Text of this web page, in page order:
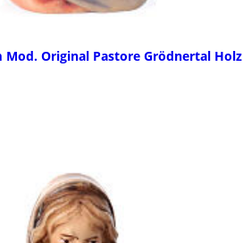
Original Pastore Grödnertal Holz